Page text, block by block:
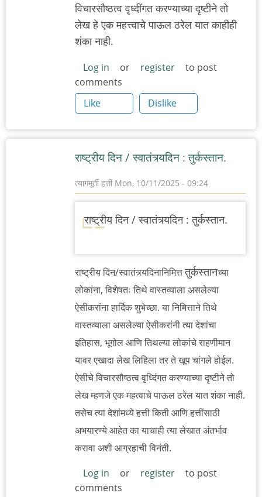
विचारसौष्ठत्व वृध्दींगत करण्याच्या दृष्टीने तो
लेख हे एक महत्त्वाचे पाऊल ठरेल यात काहीही
शंका नाही.
Log in or register
to post
comments
Like
Dislike
राष्ट्रीय दिन / स्वातंत्र्यदिन : तुर्कस्तान.
त्यागमूर्ती हत्ती Mon, 10/11/2025 - 09:24
राष्ट्रीय दिन / स्वातंत्र्यदिन : तुर्कस्तान.
राष्ट्रीय दिन/स्वातंत्र्यदिनानिमित्ततुर्कस्तानच्या
लोकांना, विशेषतः तिथे वास्तव्याला असलेल्या
ऐसीकरांना हार्दिक शुभेच्छा. या निमित्ताने तिथे
वास्तव्याला असलेल्या ऐसीकरांनी त्या देशांचा
इतिहास, भूगोल आणि तिथल्या लोकांचे राहणीमान
यावर एखादा लेख लिहिला तर ते खूप चांगले होईल.
ऐसीचे विचारसौष्ठत्व वृध्दिंगत करण्याच्या दृष्टीने तो
लेख म्हणजे एक महत्वाचे पाऊल ठरेल यात शंका नाही.
तसेच त्या देशांमध्ये हत्ती किती आणि हत्तींसाठी
अभयारण्ये आहेत का याचाही त्या लेखात अंतर्भाव
करावा अशी आग्रहाची विनंती.
Log in
or register
to post
comments